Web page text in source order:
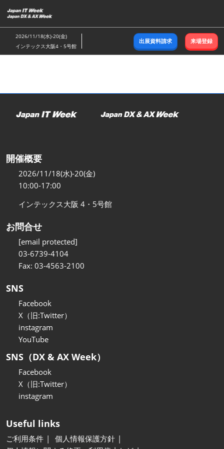
キ
ッ
し
む
2026/11/18(水)-20(金)
インテックス大阪4・5号館
出展資料請求 来場登録
開催概要
2026/11/18(水)-20(金)
10:00-17:00
インテックス大阪 4・5号館
お問合せ
[email protected]
03-6739-4104
Fax: 03-4563-2100
SNS
Facebook
X（旧:Twitter）
instagram
YouTube
SNS（DX & AX Week）
Facebook
X（旧:Twitter）
instagram
Useful links
ご利用条件
個人情報保護方針